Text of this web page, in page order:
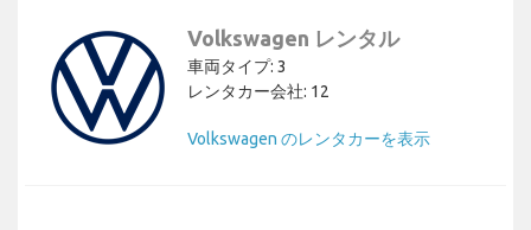
Volkswagen レンタル
車両タイプ: 3
レンタカー会社: 12
Volkswagen のレンタカーを表示